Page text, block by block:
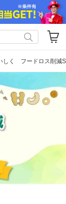
しく フードロス削減